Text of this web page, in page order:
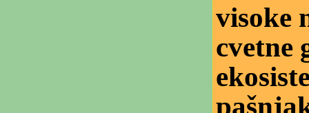
visoke
cvetne